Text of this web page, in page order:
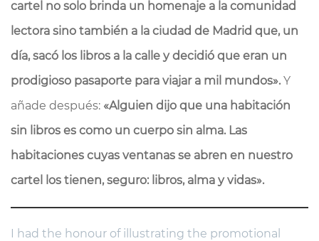
cartel no solo brinda un homenaje a la comunidad
lectora sino también a la ciudad de Madrid que, un
día, sacó los libros a la calle y decidió que eran un
prodigioso pasaporte para viajar a mil mundos». Y
añade después: «Alguien dijo que una habitación
sin libros es como un cuerpo sin alma. Las
habitaciones cuyas ventanas se abren en nuestro
cartel los tienen, seguro: libros, alma y vidas».
I had the honour of illustrating the promotional